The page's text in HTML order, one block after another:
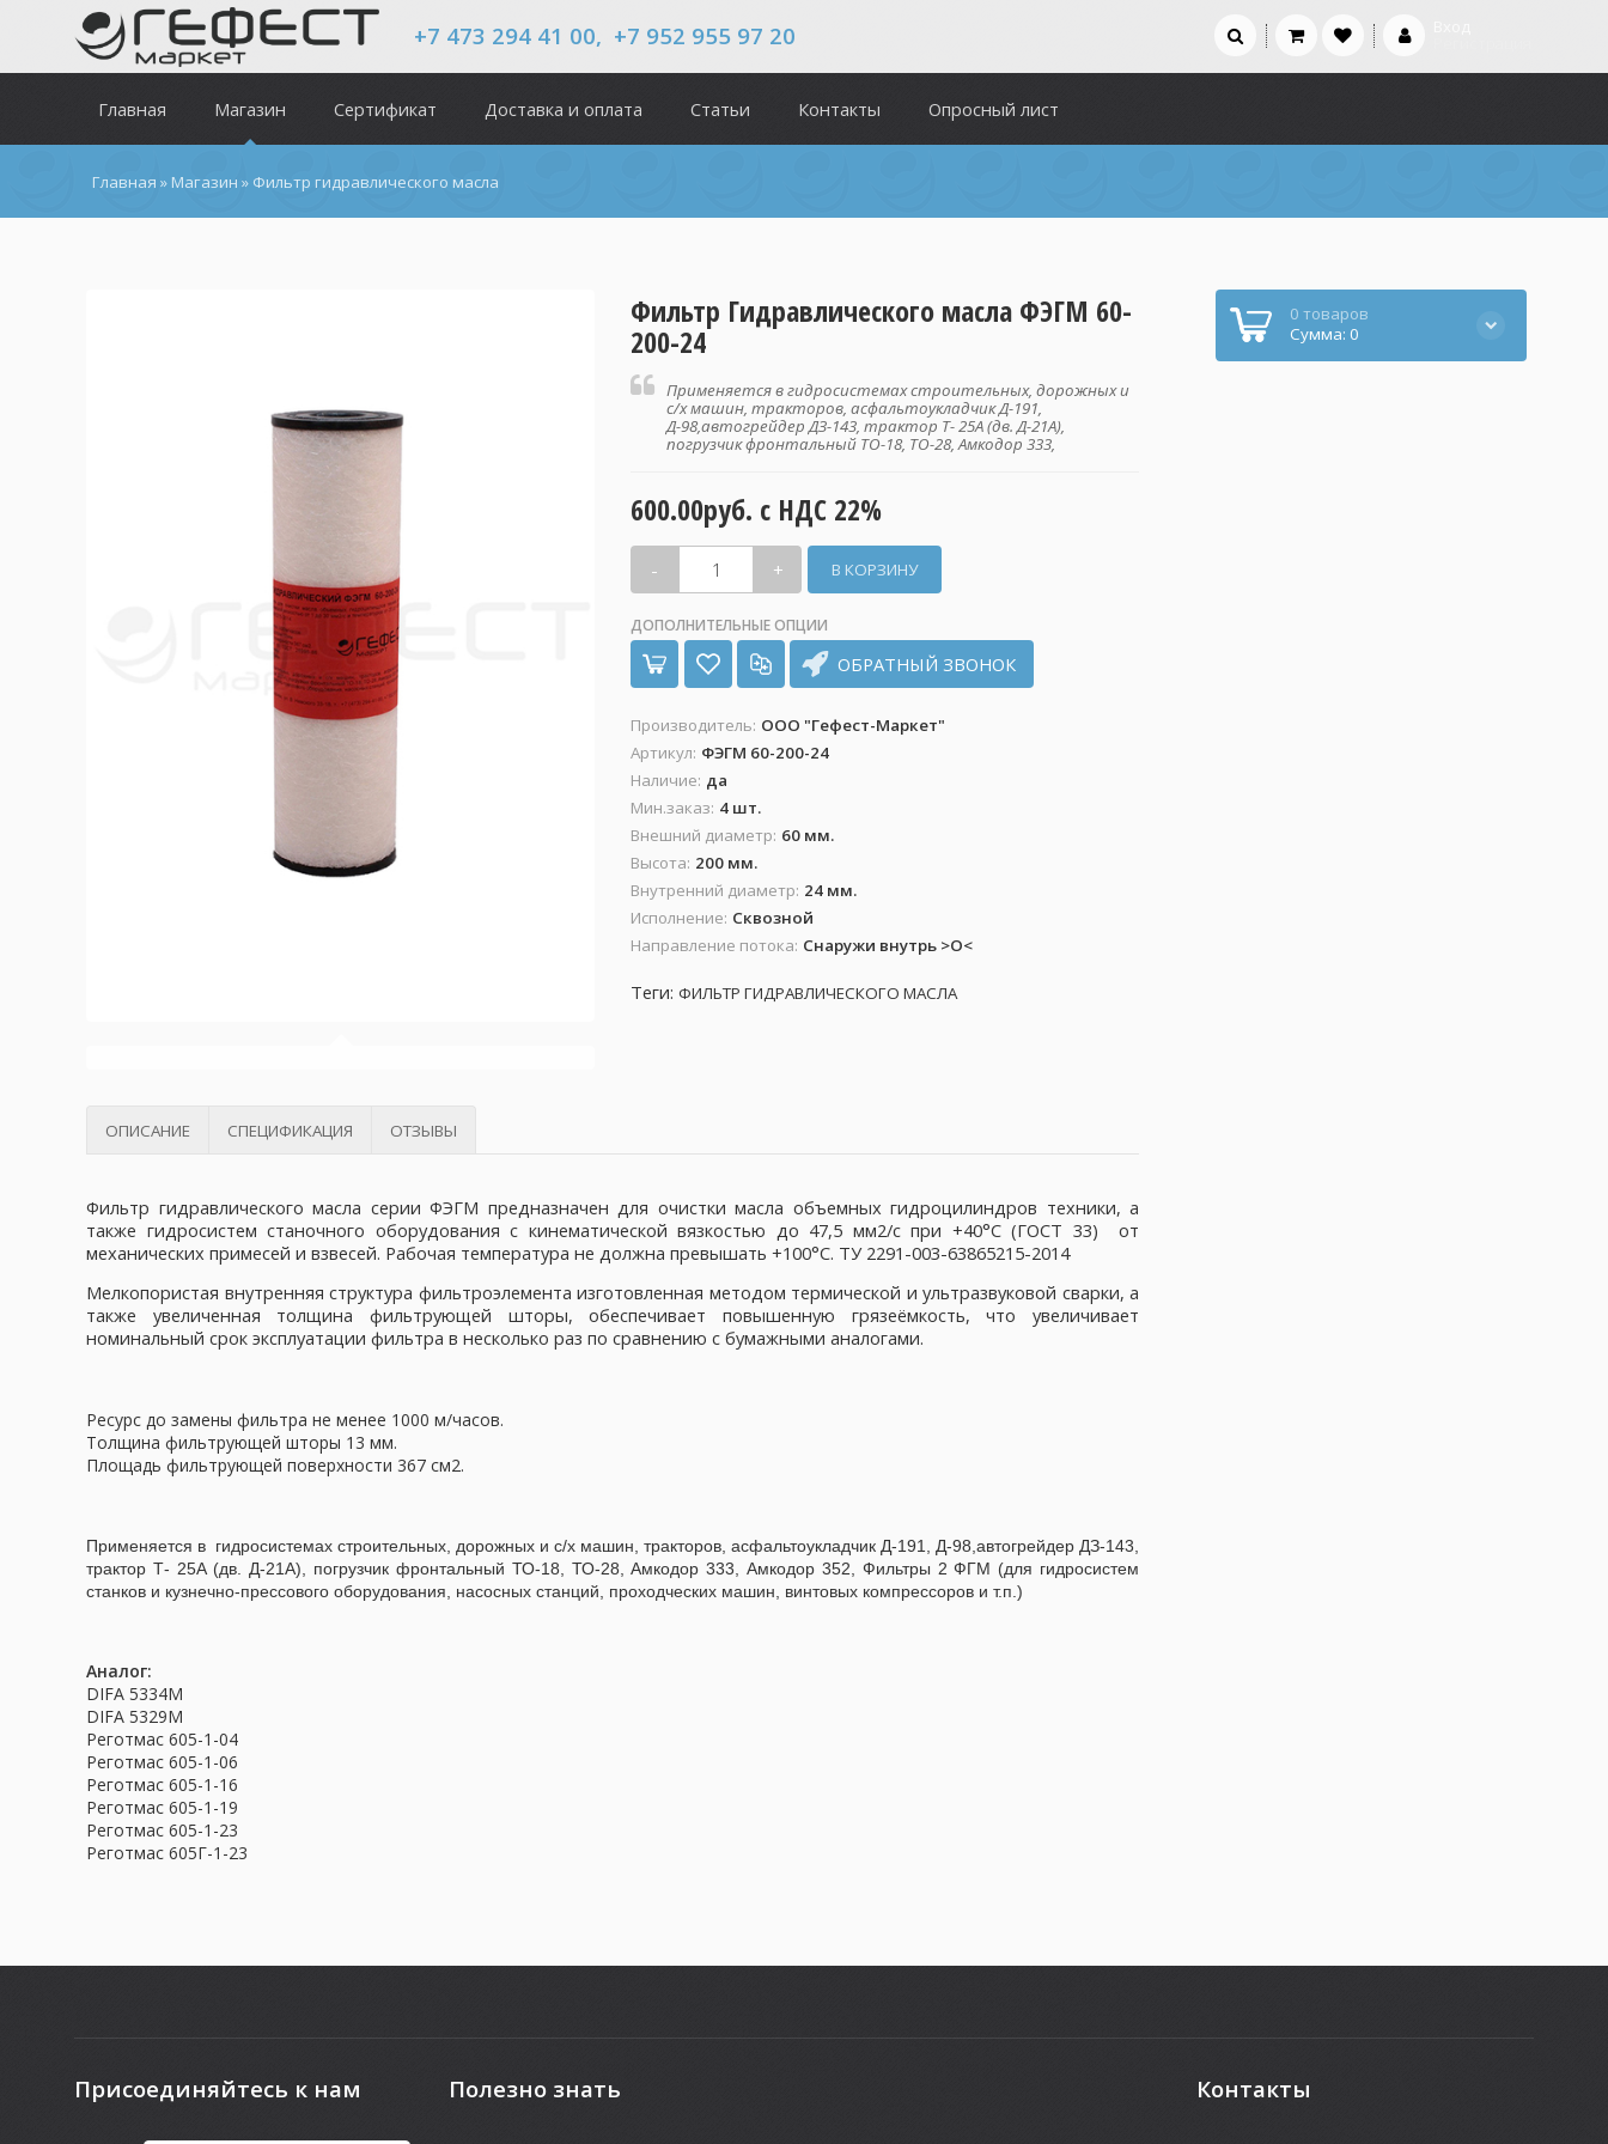
+7 473 294 41 00, +7 952 955 97 20
Главная Магазин Сертификат Доставка и оплата Статьи Контакты Опросный лист
Главная » Магазин » Фильтр гидравлического масла
Фильтр Гидравлического масла ФЭГМ 60-
200-24
Применяется в гидросистемах строительных, дорожных и
с/х машин, тракторов, асфальтоукладчик Д-191,
Д-98,автогрейдер ДЗ-143, трактор Т- 25А (дв. Д-21А),
погрузчик фронтальный ТО-18, ТО-28, Амкодор 333,
600.00руб. с НДС 22%
- +
ДОПОЛНИТЕЛЬНЫЕ ОПЦИИ
ОБРАТНЫЙ ЗВОНОК
Производитель: ООО "Гефест-Маркет"
Артикул: ФЭГМ 60-200-24
Наличие: да
Мин.заказ: 4 шт.
Внешний диаметр: 60 мм.
Высота: 200 мм.
Внутренний диаметр: 24 мм.
Исполнение: Сквозной
Направление потока: Снаружи внутрь >O<
Теги: ФИЛЬТР ГИДРАВЛИЧЕСКОГО МАСЛА
ОПИСАНИЕ СПЕЦИФИКАЦИЯ ОТЗЫВЫ
Фильтр гидравлического масла серии ФЭГМ предназначен для очистки масла объемных гидроцилиндров техники, а
также гидросистем станочного оборудования с кинематической вязкостью до 47,5 мм2/с при +40°С (ГОСТ 33) от
механических примесей и взвесей. Рабочая температура не должна превышать +100°С. ТУ 2291-003-63865215-2014
Мелкопористая внутренняя структура фильтроэлемента изготовленная методом термической и ультразвуковой сварки, а
также увеличенная толщина фильтрующей шторы, обеспечивает повышенную грязеёмкость, что увеличивает
номинальный срок эксплуатации фильтра в несколько раз по сравнению с бумажными аналогами.
Ресурс до замены фильтра не менее 1000 м/часов.
Толщина фильтрующей шторы 13 мм.
Площадь фильтрующей поверхности 367 см2.
Применяется в гидросистемах строительных, дорожных и с/х машин, тракторов, асфальтоукладчик Д-191, Д-98,автогрейдер ДЗ-143,
трактор Т- 25А (дв. Д-21А), погрузчик фронтальный ТО-18, ТО-28, Амкодор 333, Амкодор 352, Фильтры 2 ФГМ (для гидросистем
станков и кузнечно-прессового оборудования, насосных станций, проходческих машин, винтовых компрессоров и т.п.)
Аналог:
DIFA 5334M
DIFA 5329M
Реготмас 605-1-04
Реготмас 605-1-06
Реготмас 605-1-16
Реготмас 605-1-19
Реготмас 605-1-23
Реготмас 605Г-1-23
0 товаров
Сумма: 0
Присоединяйтесь к нам Полезно знать Контакты